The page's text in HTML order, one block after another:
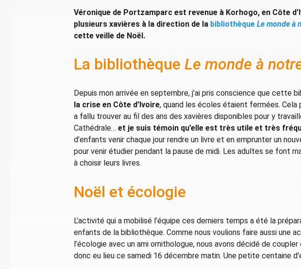
Véronique de Portzamparc est revenue à Korhogo, en Côte
plusieurs xavières à la direction de la bibliothèque Le monde à
cette veille de Noël.
La bibliothèque Le monde à
Depuis mon arrivée en septembre, j’ai pris conscience que cette
la crise en Côte d’Ivoire, quand les écoles étaient fermées. Cela
a fallu trouver au fil des ans des xavières disponibles pour y
Cathédrale… et je suis témoin qu’elle est très utile et très
d’enfants venir chaque jour rendre un livre et en emprunter un
pour venir étudier pendant la pause de midi. Les adultes se font
à choisir leurs livres.
Noël et écologie
L’activité qui a mobilisé l’équipe ces derniers temps a été la
enfants de la bibliothèque. Comme nous voulions faire aussi une
l’écologie avec un ami ornithologue, nous avons décidé de
donc eu lieu ce samedi 16 décembre matin. Une petite centaine